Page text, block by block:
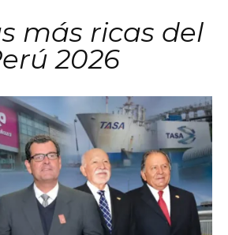
más ricas del
2026